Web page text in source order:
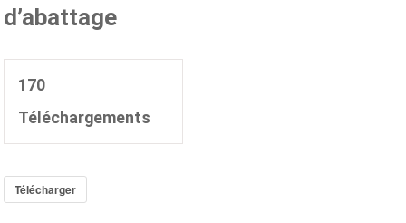
d’abattage
170
Téléchargements
Télécharger